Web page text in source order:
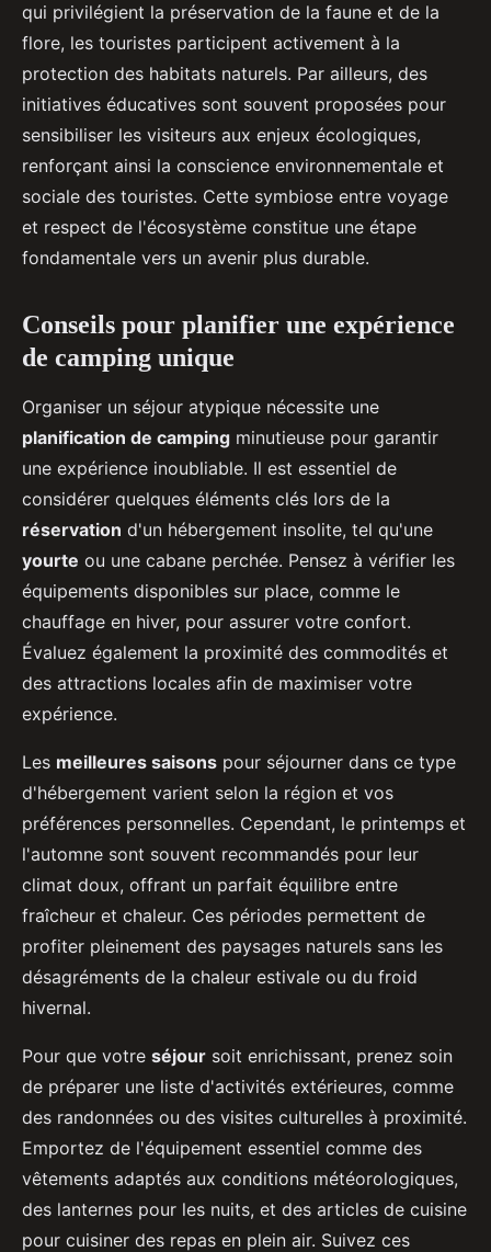
qui privilégient la préservation de la faune et de la
flore, les touristes participent activement à la
protection des habitats naturels. Par ailleurs, des
initiatives éducatives sont souvent proposées pour
sensibiliser les visiteurs aux enjeux écologiques,
renforçant ainsi la conscience environnementale et
sociale des touristes. Cette symbiose entre voyage
et respect de l'écosystème constitue une étape
fondamentale vers un avenir plus durable.
Conseils pour planifier une expérience
de camping unique
Organiser un séjour atypique nécessite une
planification de camping minutieuse pour garantir
une expérience inoubliable. Il est essentiel de
considérer quelques éléments clés lors de la
réservation d'un hébergement insolite, tel qu'une
yourte ou une cabane perchée. Pensez à vérifier les
équipements disponibles sur place, comme le
chauffage en hiver, pour assurer votre confort.
Évaluez également la proximité des commodités et
des attractions locales afin de maximiser votre
expérience.
Les meilleures saisons pour séjourner dans ce type
d'hébergement varient selon la région et vos
préférences personnelles. Cependant, le printemps et
l'automne sont souvent recommandés pour leur
climat doux, offrant un parfait équilibre entre
fraîcheur et chaleur. Ces périodes permettent de
profiter pleinement des paysages naturels sans les
désagréments de la chaleur estivale ou du froid
hivernal.
Pour que votre séjour soit enrichissant, prenez soin
de préparer une liste d'activités extérieures, comme
des randonnées ou des visites culturelles à proximité.
Emportez de l'équipement essentiel comme des
vêtements adaptés aux conditions météorologiques,
des lanternes pour les nuits, et des articles de cuisine
pour cuisiner des repas en plein air. Suivez ces